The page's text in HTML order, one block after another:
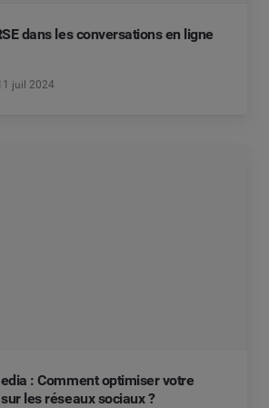
dans les conversations en ligne
juil 2024
: Comment optimiser votre
les réseaux sociaux ?